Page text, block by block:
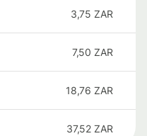
3,75 ZAR
7,50 ZAR
18,76 ZAR
37,52 ZAR